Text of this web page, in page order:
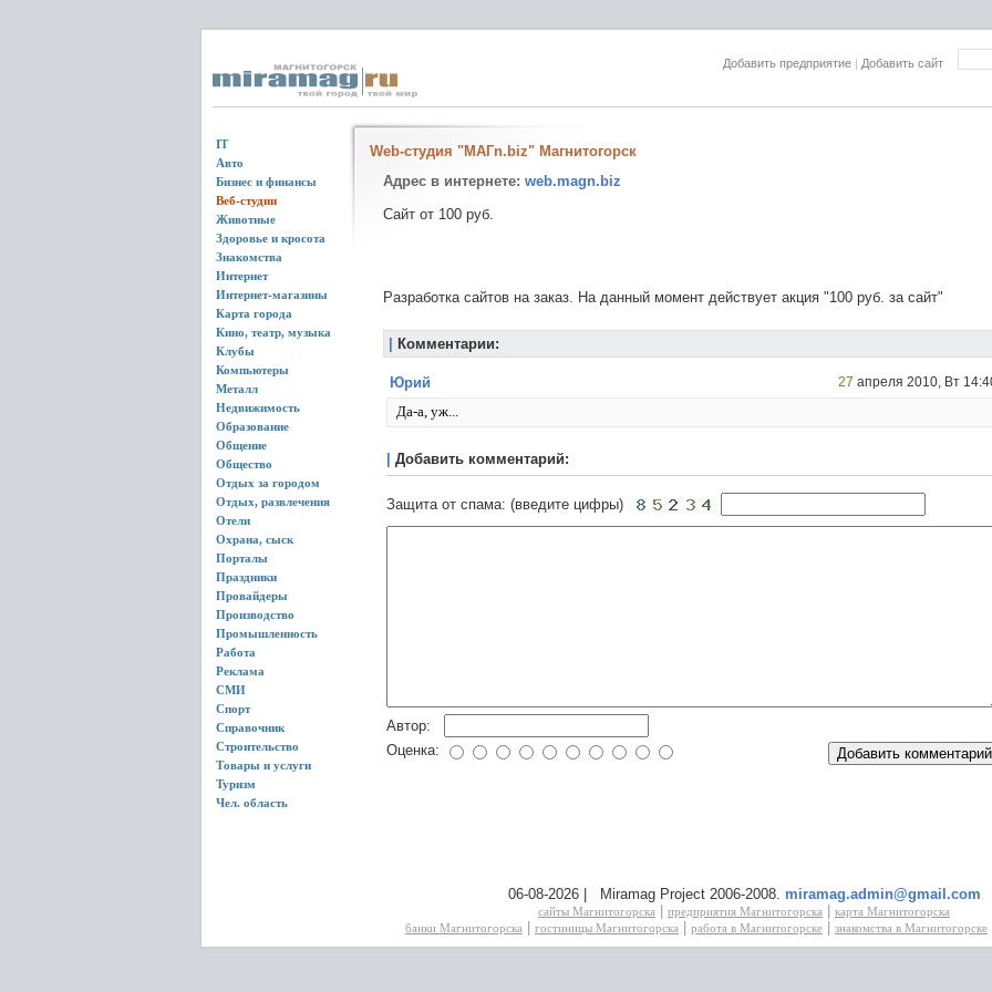
Добавить предприятие | Добавить сайт
IT
Авто
Бизнес и финансы
Веб-студии
Животные
Здоровье и кросота
Знакомства
Интернет
Интернет-магазины
Карта города
Кино, театр, музыка
Клубы
Компьютеры
Металл
Недвижимость
Образование
Общение
Общество
Отдых за городом
Отдых, развлечения
Отели
Охрана, сыск
Порталы
Праздники
Провайдеры
Производство
Промышленность
Работа
Реклама
СМИ
Спорт
Справочник
Строительство
Товары и услуги
Туризм
Чел. область
Web-студия "МАГn.biz" Магнитогорск
Адрес в интернете: web.magn.biz
Сайт от 100 руб.
Разработка сайтов на заказ. На данный момент действует акция "100 руб. за сайт"
Комментарии:
Юрий 27 апреля 2010, Вт
Да-а, уж...
Добавить комментарий:
Защита от спама: (введите цифры)
Автор:
Оценка:
06-08-2026 | Miramag Project 2006-2008. miramag.admin@gmail.com
сайты Магнитогорска предприятия Магнитогорска
карта Магнитогорска
банки Магнитогорска
гостиницы Магнитогорска работа в Магнитогорске знакомства в Магнитогорске